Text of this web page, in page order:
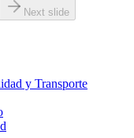
Next slide
y Transporte